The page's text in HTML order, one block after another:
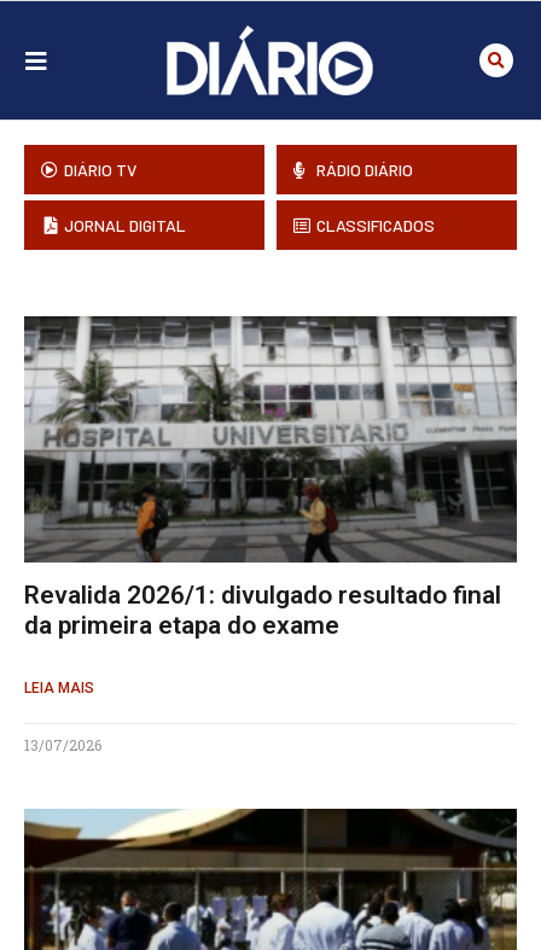
DIÁRIO TV RÁDIO DIÁRIO
JORNAL DIGITAL CLASSIFICADOS
Revalida 2026/1: divulgado resultado final
da primeira etapa do exame
LEIA MAIS
13/07/2026